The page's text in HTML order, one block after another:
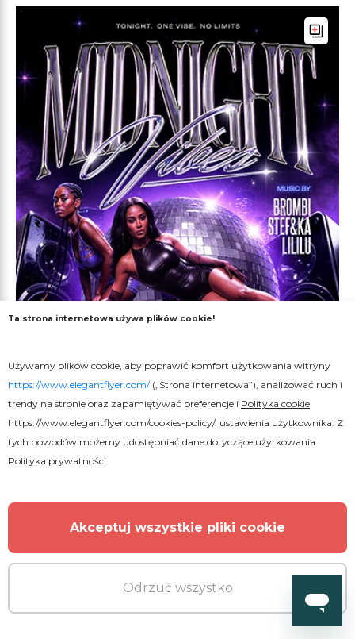
Plakat Midnight Vibes
Ta strona internetowa używa plików cookie!
Używamy plików cookie, aby poprawić komfort użytkowania witryny
https://www.elegantflyer.com/(„Strona internetowa”), analizować ruch i
trendy na stronie oraz zapamiętywać preferencje i Polityka cookie
https://www.elegantflyer.com/cookies-policy/. ustawienia użytkownika. Z
tych powodów możemy udostępniać dane dotyczące użytkowania
Polityka prywatności
Akceptuj wszystkie pliki cookie
Odrzuć wszystko